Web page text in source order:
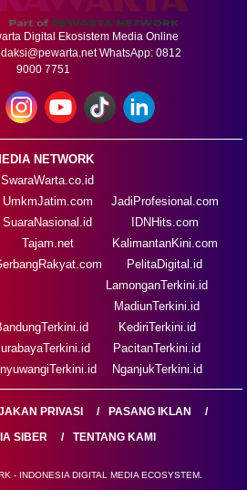
Digital Ekosistem Media Online
WhatsApp: 0812
9000 7751
NETWORK
SwaraWarta.co.id
UmkmJatim.com
SuaraNasional.id
Tajam.net
JadiProfesional.com
IDNHits.com
KalimantanKini.com
PelitaDigital.id
LamonganTerkini.id
MadiunTerkini.id
KediriTerkini.id
PacitanTerkini.id
NganjukTerkini.id
PRIVASI
PASANG IKLAN
SIBER
TENTANG KAMI
- INDONESIA DIGITAL MEDIA ECOSYSTEM.